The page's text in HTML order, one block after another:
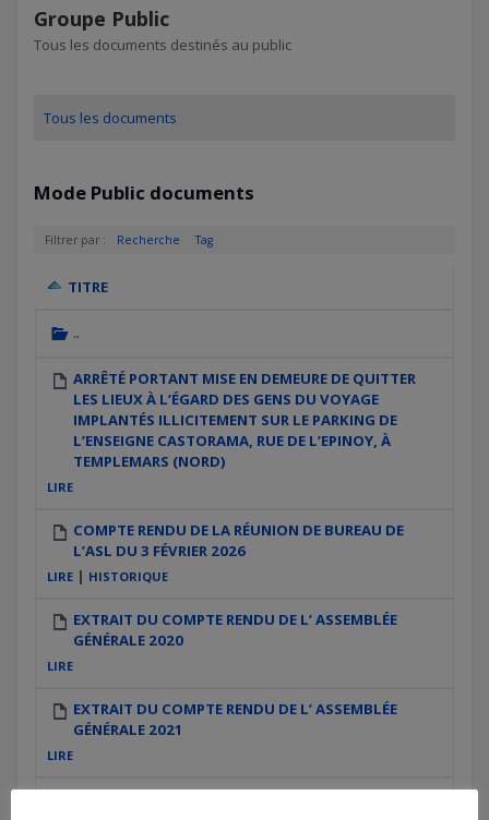
du
groupe
Groupe Public
Tous les documents destinés au public
Tous les documents
Mode Public documents
Filtrer par : Recherche Tag
TITRE
dossier
..
ARRÊTÉ PORTANT MISE EN DEMEURE DE QUITTER
LES LIEUX À L’ÉGARD DES GENS DU VOYAGE
IMPLANTÉS ILLICITEMENT SUR LE PARKING DE
L’ENSEIGNE CASTORAMA, RUE DE L’EPINOY, À
TEMPLEMARS (NORD)
LIRE
COMPTE RENDU DE LA RÉUNION DE BUREAU DE
L’ASL DU 3 FÉVRIER 2026
LIRE| HISTORIQUE
EXTRAIT DU COMPTE RENDU DE L’ ASSEMBLÉE
GÉNÉRALE 2020
LIRE
EXTRAIT DU COMPTE RENDU DE L’ ASSEMBLÉE
GÉNÉRALE 2021
LIRE